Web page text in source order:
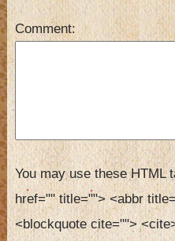
Comment
You may use these HTML
href="" title=""> <abbr
<blockquote cite="">